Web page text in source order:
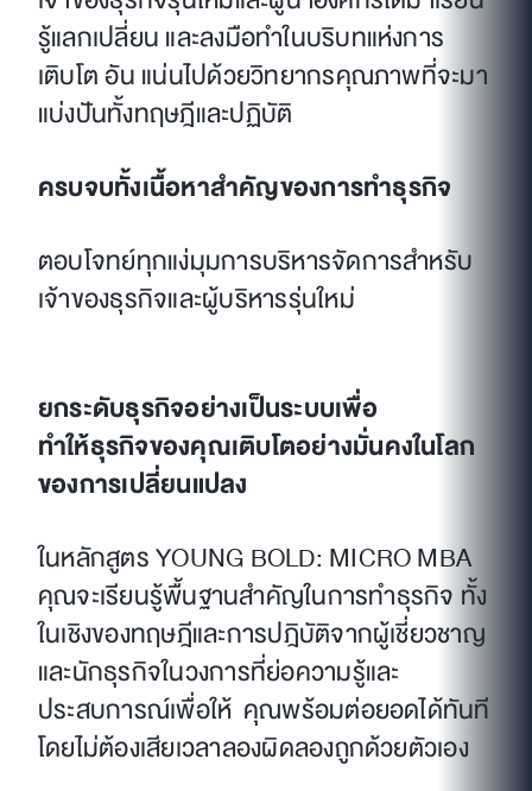
รู้แลกเปลี่ยน และลงมือทำในบริบทแห่งการ
เติบโต อัน แน่นไปด้วยวิทยากรคุณภาพที่จะมา
แบ่งปันทั้งทฤษฎีและปฏิบัติ
ครบจบทั้งเนื้อหาสำคัญของการทำธุรกิจ
ตอบโจทย์ทุกแง่มุมการบริหารจัดการสำหรับ
เจ้าของธุรกิจและผู้บริหารรุ่นใหม่
ยกระดับธุรกิจอย่างเป็นระบบเพื่อ
ทำให้ธุรกิจของคุณเติบโตอย่างมั่นคงในโลก
ของการเปลี่ยนแปลง
ในหลักสูตร YOUNG BOLD: MICRO MBA
คุณจะเรียนรู้พื้นฐานสำคัญในการทำธุรกิจ ทั้ง
ในเชิงของทฤษฎีและการปฎิบัติจากผู้เชี่ยวชาญ
และนักธุรกิจในวงการที่ย่อความรู้และ
ประสบการณ์เพื่อให้ คุณพร้อมต่อยอดได้ทันที
โดยไม่ต้องเสียเวลาลองผิดลองถูกด้วยตัวเอง